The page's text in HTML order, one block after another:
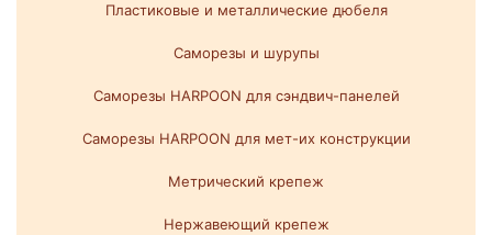
Пластиковые и металлические дюбеля
Саморезы и шурупы
Саморезы HARPOON для сэндвич-панелей
Саморезы HARPOON для мет-их конструкции
Метрический крепеж
Нержавеющий крепеж